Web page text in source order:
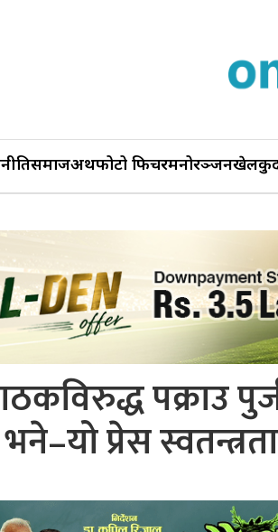
समाजअर्थफोटो फिचरमनोरञ्जन
पक्राउ
भने–यो प्रेस